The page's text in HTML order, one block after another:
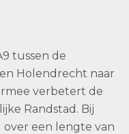
tussen de
Holendrecht naar
verbetert de
Randstad. Bij
een lengte van